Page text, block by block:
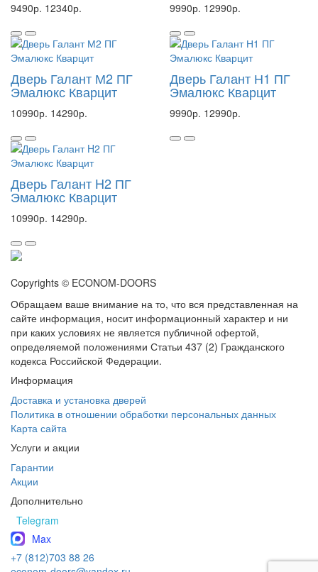
9490р. 12340р. 9990р. 12990р.
Дверь Галант М2 ПГ
Эмалюкс Кварцит
10990р. 14290р.
Дверь Галант Н1 ПГ
Эмалюкс Кварцит
9990р. 12990р.
Дверь Галант H2 ПГ
Эмалюкс Кварцит
10990р. 14290р.
Copyrights © ECONOM-DOORS
Обращаем ваше внимание на то, что вся представленная на
сайте информация, носит информационный характер и ни
при каких условиях не является публичной офертой,
определяемой положениями Статьи 437 (2) Гражданского
кодекса Российской Федерации.
Информация
Доставка и установка дверей
Политика в отношении обработки персональных данных
Карта сайта
Услуги и акции
Гарантии
Акции
Дополнительно
Telegram
Max
+7 (812)703 88 26